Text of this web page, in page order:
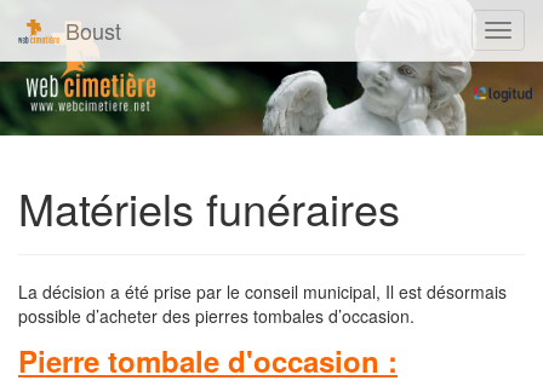
Boust
Matériels funéraires
La décision a été prise par le conseil municipal, Il est désormais
possible d’acheter des pierres tombales d’occasion.
Pierre tombale d'occasion :